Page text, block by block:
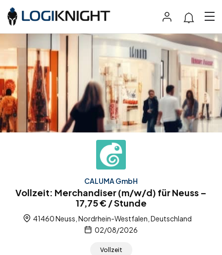
CALUMA GmbH
Vollzeit: Merchandiser (m/w/d) für Neuss –
17,75 € / Stunde
41460 Neuss, Nordrhein-Westfalen, Deutschland
02/08/2026
Vollzeit